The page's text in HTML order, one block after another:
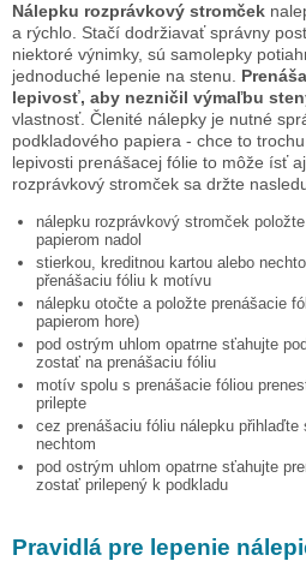
Nálepku rozprávkový stromček
a rýchlo. Stačí dodržiavať správny
niektoré výnimky, sú samolepky
jednoduché lepenie na stenu.
lepivosť, aby nezničil výmaľbu
vlastnosť. Členité nálepky je nutné
podkladového papiera - chce to
lepivosti prenášacej fólie to môže ísť
rozprávkový stromček sa držte
nálepku rozprávkový stromček
papierom nadol
stierkou, kreditnou kartou alebo
přenášaciu fóliu k motívu
nálepku otočte a položte prenášacie
papierom hore)
pod ostrým uhlom opatrne sťahujte
zostať na prenášaciu fóliu
motív spolu s prenášacie fóliou
prilepte
cez prenášaciu fóliu nálepku
nechtom
pod ostrým uhlom opatrne sťahujte
zostať prilepený k podkladu
Pravidlá pre lepenie